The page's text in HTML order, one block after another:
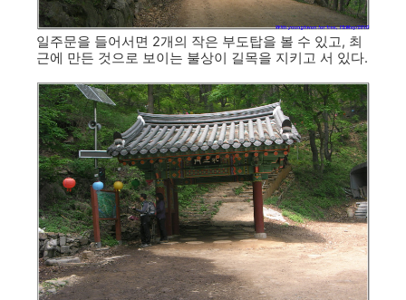
일주문을 들어서면 2개의 작은 부도탑을 볼 수 있고, 최
근에 만든 것으로 보이는 불상이 길목을 지키고 서 있다.